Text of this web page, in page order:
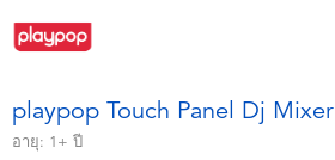
ของเล่นนุ่มนิ่ม
playpop Touch Panel Dj Mixer
อายุ: 1+ ปี